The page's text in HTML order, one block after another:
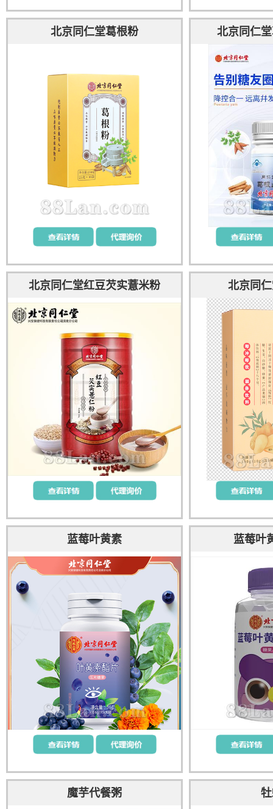
北京同仁堂葛根粉 北京同仁
北京同仁堂红豆芡实薏米粉 北京同
蓝莓叶黄素 蓝莓叶
魔芋代餐粥